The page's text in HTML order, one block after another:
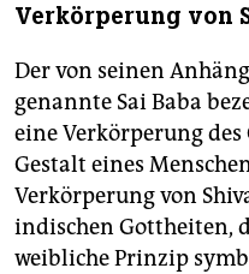
Verkörperung von
Der von seinen
genannte Sai Baba
eine Verkörperung
Gestalt eines
Verkörperung von
indischen Gottheiten,
weibliche Prinzip